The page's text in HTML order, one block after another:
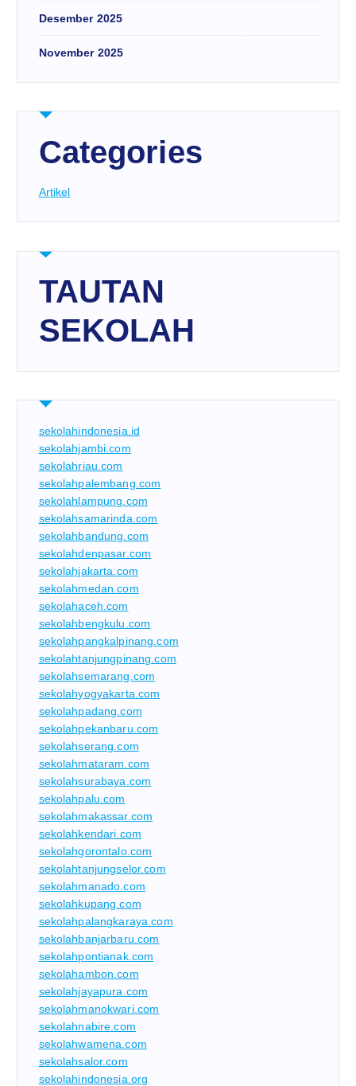
Desember 2025
November 2025
Categories
Artikel
TAUTAN
SEKOLAH
sekolahindonesia.id
sekolahjambi.com
sekolahriau.com
sekolahpalembang.com
sekolahlampung.com
sekolahsamarinda.com
sekolahbandung.com
sekolahdenpasar.com
sekolahjakarta.com
sekolahmedan.com
sekolahaceh.com
sekolahbengkulu.com
sekolahpangkalpinang.com
sekolahtanjungpinang.com
sekolahsemarang.com
sekolahyogyakarta.com
sekolahpadang.com
sekolahpekanbaru.com
sekolahserang.com
sekolahmataram.com
sekolahsurabaya.com
sekolahpalu.com
sekolahmakassar.com
sekolahkendari.com
sekolahgorontalo.com
sekolahtanjungselor.com
sekolahmanado.com
sekolahkupang.com
sekolahpalangkaraya.com
sekolahbanjarbaru.com
sekolahpontianak.com
sekolahambon.com
sekolahjayapura.com
sekolahmanokwari.com
sekolahnabire.com
sekolahwamena.com
sekolahsalor.com
sekolahindonesia.org